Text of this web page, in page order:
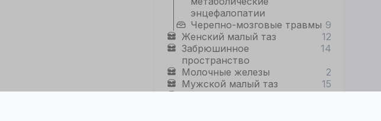
энцефалопатии
Черепно-мозговые травмы 9
Женский малый таз
12
Забрюшинное
пространство
14
Молочные железы
2
Мужской малый таз
15